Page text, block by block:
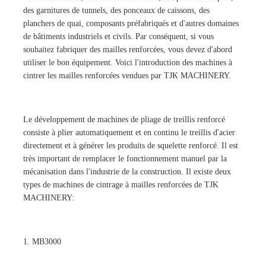
des garnitures de tunnels, des ponceaux de caissons, des
planchers de quai, composants préfabriqués et d'autres domaines
de bâtiments industriels et civils. Par conséquent, si vous
souhaitez fabriquer des mailles renforcées, vous devez d'abord
utiliser le bon équipement. Voici l'introduction des machines à
cintrer les mailles renforcées vendues par TJK MACHINERY.
Le développement de machines de pliage de treillis renforcé
consiste à plier automatiquement et en continu le treillis d'acier
directement et à générer les produits de squelette renforcé. Il est
très important de remplacer le fonctionnement manuel par la
mécanisation dans l'industrie de la construction. Il existe deux
types de machines de cintrage à mailles renforcées de TJK
MACHINERY:
1. MB3000